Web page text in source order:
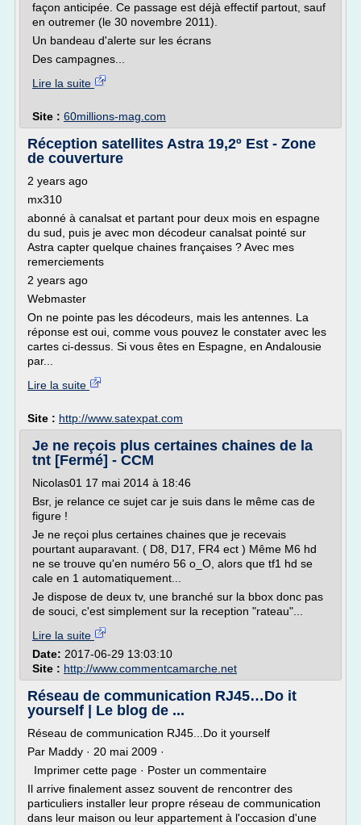
façon anticipée. Ce passage est déjà effectif partout, sauf
en outremer (le 30 novembre 2011).
Un bandeau d'alerte sur les écrans
Des campagnes...
Lire la suite
Site : 60millions-mag.com
Réception satellites Astra 19,2º Est - Zone
de couverture
2 years ago
mx310
abonné à canalsat et partant pour deux mois en espagne
du sud, puis je avec mon décodeur canalsat pointé sur
Astra capter quelque chaines françaises ? Avec mes
remerciements
2 years ago
Webmaster
On ne pointe pas les décodeurs, mais les antennes. La
réponse est oui, comme vous pouvez le constater avec les
cartes ci-dessus. Si vous êtes en Espagne, en Andalousie
par...
Lire la suite
Site : http://www.satexpat.com
Je ne reçois plus certaines chaines de la
tnt [Fermé] - CCM
Nicolas01 17 mai 2014 à 18:46
Bsr, je relance ce sujet car je suis dans le même cas de
figure !
Je ne reçoi plus certaines chaines que je recevais
pourtant auparavant. ( D8, D17, FR4 ect ) Même M6 hd
ne se trouve qu'en numéro 56 o_O, alors que tf1 hd se
cale en 1 automatiquement...
Je dispose de deux tv, une branché sur la bbox donc pas
de souci, c'est simplement sur la reception "rateau"...
Lire la suite
Date: 2017-06-29 13:03:10
Site : http://www.commentcamarche.net
Réseau de communication RJ45…Do it
yourself | Le blog de ...
Réseau de communication RJ45...Do it yourself
Par Maddy · 20 mai 2009 ·
Imprimer cette page · Poster un commentaire
Il arrive finalement assez souvent de rencontrer des
particuliers installer leur propre réseau de communication
dans leur maison ou leur appartement à l'occasion d'une